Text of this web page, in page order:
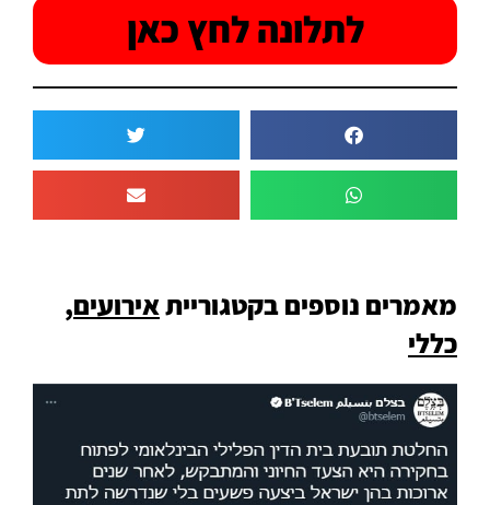
לתלונה לחץ כאן
מאמרים נוספים בקטגורייתאירועים,
כללי